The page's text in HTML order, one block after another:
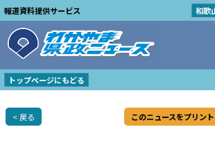
報道資料提供サービス 和歌
トップページにもどる
< 戻る このニュースをプリン